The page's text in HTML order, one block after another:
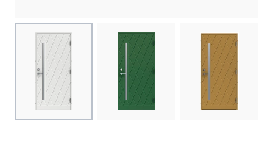
Choose image Choose image Choose image